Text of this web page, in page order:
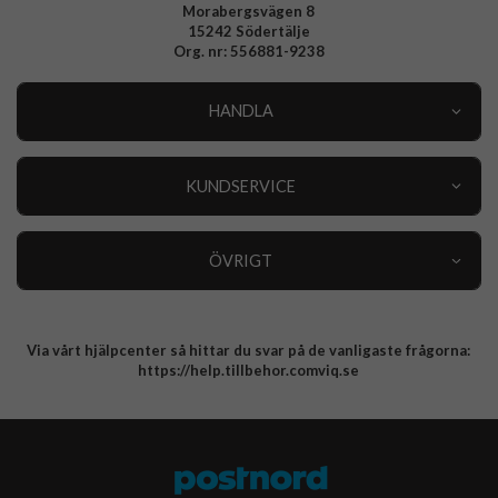
Morabergsvägen 8
15242 Södertälje
Org. nr: 556881-9238
HANDLA
KUNDSERVICE
ÖVRIGT
Integritetspolicy
Via vårt hjälpcenter så hittar du svar på de vanligaste frågorna:
https://help.tillbehor.comviq.se